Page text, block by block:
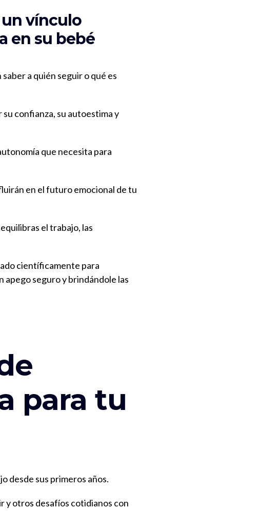
un vínculo
en su bebé
a quién seguir o qué es
confianza, su autoestima y
que necesita para
en el futuro emocional de tu
el trabajo, las
científicamente para
apego seguro y brindándole las
para tu
desde sus primeros años.
y otros desafíos cotidianos con